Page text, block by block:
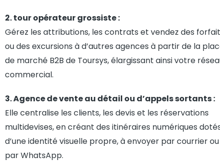
2. tour opérateur grossiste :
Gérez les attributions, les contrats et vendez des
ou des excursions à d’autres agences à partir de la
de marché B2B de Toursys, élargissant ainsi votre
commercial.
3. Agence de vente au détail ou d’appels sortants :
Elle centralise les clients, les devis et les réservations
multidevises, en créant des itinéraires numériques
d’une identité visuelle propre, à envoyer par courrier ou
par WhatsApp.